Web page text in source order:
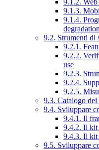
9.1.3.
9.1.4.
degradation
9.2. Strumenti di
9.2.1.
9.2.2.
use
9.2.3.
9.2.4.
9.2.5.
9.3. Catalogo del
9.4. Sviluppare
9.4.1. Il
9.4.2. Il kit
9.4.3. Il
9.5. Sviluppare